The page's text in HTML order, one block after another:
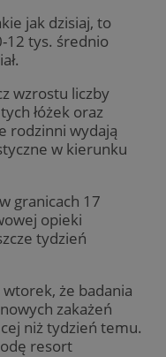
jak dzisiaj, to
12 tys. średnio
wzrostu liczby
łóżek oraz
rodzinni wydają
w kierunku
granicach 17
opieki
tydzień
że badania
zakażeń
niż tydzień temu.
resort